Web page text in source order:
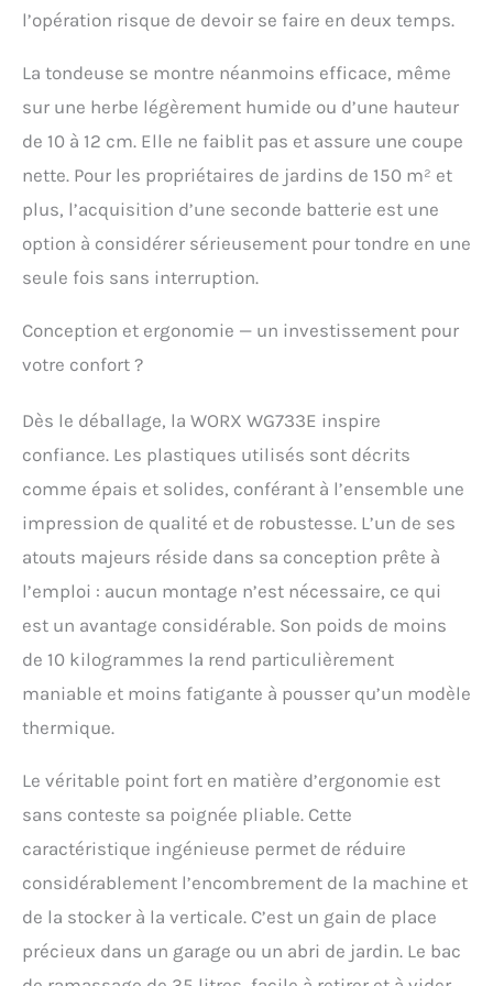
avec tous les outils worx
les petits jardins
étroites à entretenir
régulièrement Garantie 3
ans (2 + 1 offert) sous
réserve d’enregistrement
sous 30 jours sur worx-
l’opération risque de devoir se faire en deux temps.
La tondeuse se montre néanmoins efficace, même
sur une herbe légèrement humide ou d’une hauteur
de 10 à 12 cm. Elle ne faiblit pas et assure une coupe
nette. Pour les propriétaires de jardins de 150 m² et
plus, l’acquisition d’une seconde batterie est une
option à considérer sérieusement pour tondre en une
seule fois sans interruption.
Conception et ergonomie — un investissement pour
votre confort ?
Dès le déballage, la WORX WG733E inspire
confiance. Les plastiques utilisés sont décrits
comme épais et solides, conférant à l’ensemble une
impression de qualité et de robustesse. L’un de ses
atouts majeurs réside dans sa conception prête à
l’emploi : aucun montage n’est nécessaire, ce qui
est un avantage considérable. Son poids de moins
de 10 kilogrammes la rend particulièrement
maniable et moins fatigante à pousser qu’un modèle
thermique.
Le véritable point fort en matière d’ergonomie est
sans conteste sa poignée pliable. Cette
caractéristique ingénieuse permet de réduire
considérablement l’encombrement de la machine et
de la stocker à la verticale. C’est un gain de place
précieux dans un garage ou un abri de jardin. Le bac